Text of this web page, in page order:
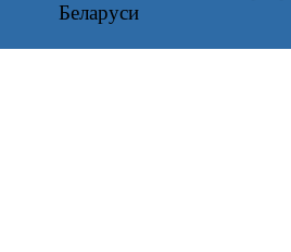
Беларуси